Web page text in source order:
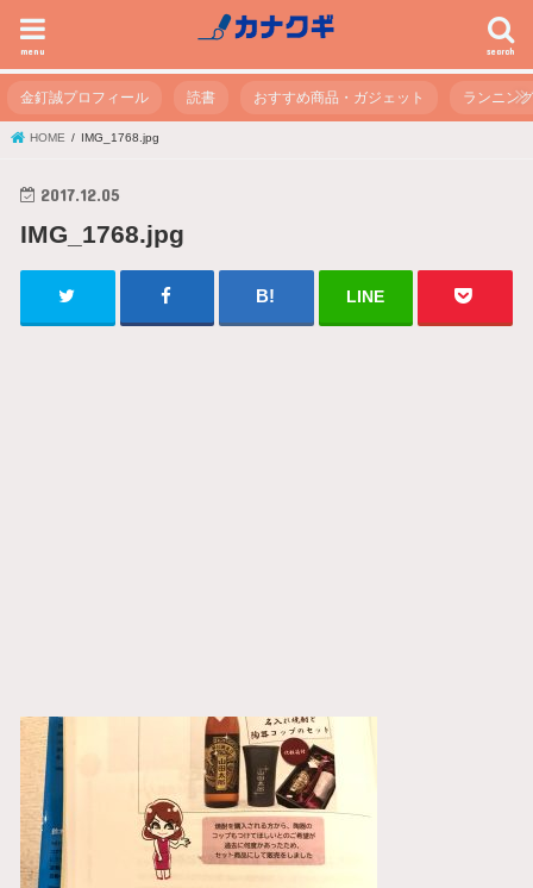
search
menu
金釘誠プロフィール 読書 おすすめ商品・ガジェット ランニング
HOME IMG_1768.jpg
2017.12.05
IMG_1768.jpg
LINE